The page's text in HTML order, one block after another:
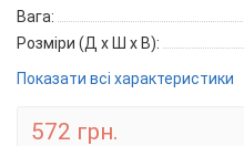
Вага:
Розміри (Д x Ш x В):
Показати всі характеристики
572 грн.